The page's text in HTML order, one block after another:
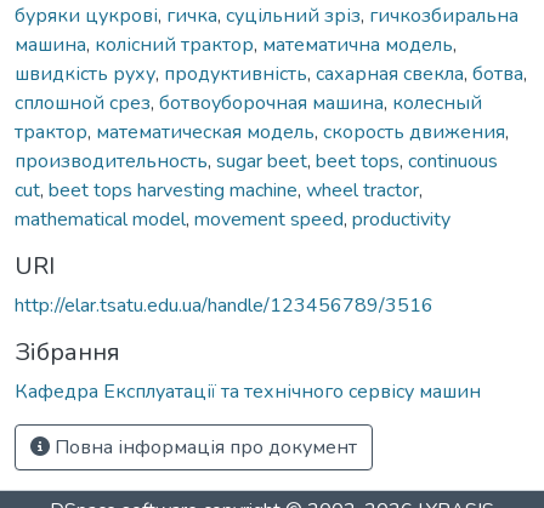
буряки цукрові, гичка, суцільний зріз, гичкозбиральна
машина, колісний трактор, математична модель,
швидкість руху, продуктивність, сахарная свекла, ботва,
сплошной срез, ботвоуборочная машина, колесный
трактор, математическая модель, скорость движения,
производительность, sugar beet, beet tops, continuous
cut, beet tops harvesting machine, wheel tractor,
mathematical model, movement speed, productivity
URI
http://elar.tsatu.edu.ua/handle/123456789/3516
Зібрання
Кафедра Експлуатації та технічного сервісу машин
Повна інформація про документ